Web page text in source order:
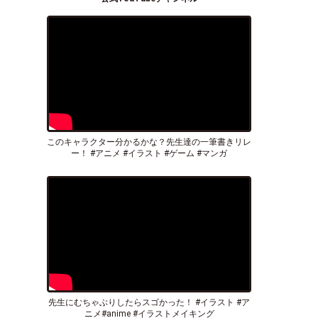
このキャラクター分かるかな？先生達の一筆書きリレ
ー！ #アニメ #イラスト #ゲーム #マンガ
先生にむちゃぶりしたらスゴかった！ #イラスト #ア
ニメ#anime #イラストメイキング